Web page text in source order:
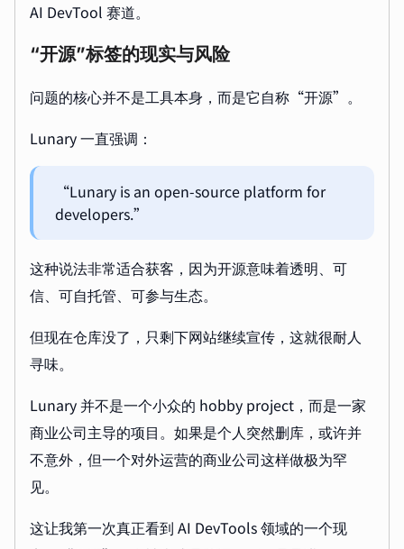
AI DevTool 赛道。
“开源”标签的现实与风险
问题的核心并不是工具本身，而是它自称“开源”。
Lunary 一直强调：
“Lunary is an open-source platform for
developers.”
这种说法非常适合获客，因为开源意味着透明、可
信、可自托管、可参与生态。
但现在仓库没了，只剩下网站继续宣传，这就很耐人
寻味。
Lunary 并不是一个小众的 hobby project，而是一家
商业公司主导的项目。如果是个人突然删库，或许并
不意外，但一个对外运营的商业公司这样做极为罕
见。
这让我第一次真正看到 AI DevTools 领域的一个现